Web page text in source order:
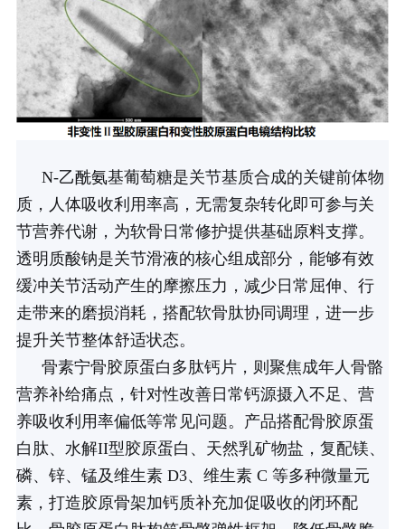
N-乙酰氨基葡萄糖是关节基质合成的关键前体物
质，人体吸收利用率高，无需复杂转化即可参与关
节营养代谢，为软骨日常修护提供基础原料支撑。
透明质酸钠是关节滑液的核心组成部分，能够有效
缓冲关节活动产生的摩擦压力，减少日常屈伸、行
走带来的磨损消耗，搭配软骨肽协同调理，进一步
提升关节整体舒适状态。
骨素宁骨胶原蛋白多肽钙片，则聚焦成年人骨骼
营养补给痛点，针对性改善日常钙源摄入不足、营
养吸收利用率偏低等常见问题。产品搭配骨胶原蛋
白肽、水解II型胶原蛋白、天然乳矿物盐，复配镁、
磷、锌、锰及维生素 D3、维生素 C 等多种微量元
素，打造胶原骨架加钙质补充加促吸收的闭环配